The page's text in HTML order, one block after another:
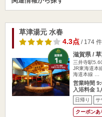
草津湯元 水春
4.3点/ 174 件
滋賀県 /
三井寺駅
JR東海道本
海道本線 …
営業時間
入浴料金
日帰り サ
クーポンあ